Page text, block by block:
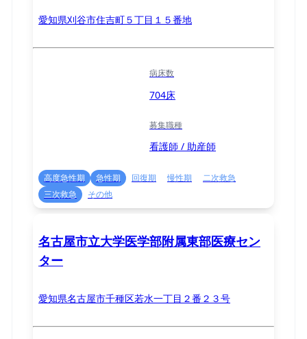
愛知県刈谷市住吉町５丁目１５番地
病床数
704床
募集職種
看護師 / 助産師
高度急性期 急性期 回復期 慢性期
二次救急
三次救急
その他
名古屋市立大学医学部附属東部医療セン
ター
愛知県名古屋市千種区若水一丁目２番２３号